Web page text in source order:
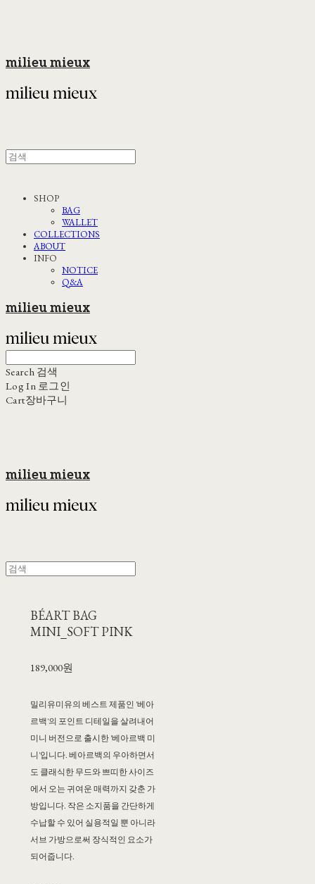
milieu mieux
SHOP
BAG
WALLET
COLLECTIONS
ABOUT
INFO
NOTICE
Q&A
milieu mieux
Search 검색
Log In 로그인
Cart장바구니
milieu mieux
BÉART BAG
MINI_SOFT PINK
189,000원
밀리유미유의 베스트 제품인 '베아
르백'의 포인트 디테일을 살려내어
미니 버전으로 출시한 '베아르백 미
니'입니다. 베아르백의 우아하면서
도 클래식한 무드와 쁘띠한 사이즈
에서 오는 귀여운 매력까지 갖춘 가
방입니다. 작은 소지품을 간단하게
수납할 수 있어 실용적일 뿐 아니라
서브 가방으로써 장식적인 요소가
되어줍니다.